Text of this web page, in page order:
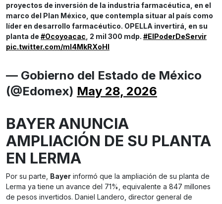
proyectos de inversión de la industria farmacéutica, en el
marco del Plan México, que contempla situar al país como
líder en desarrollo farmacéutico. OPELLA invertirá, en su
planta de #Ocoyoacac , 2 mil 300 mdp. #ElPoderDeServir
pic.twitter.com/ml4MkRXoHI
— Gobierno del Estado de México
(@Edomex) May 28, 2026
BAYER ANUNCIA
AMPLIACIÓN DE SU PLANTA
EN LERMA
Por su parte, Bayer informó que la ampliación de su planta de
Lerma ya tiene un avance del 71%, equivalente a 847 millones
de pesos invertidos. Daniel Landero, director general de